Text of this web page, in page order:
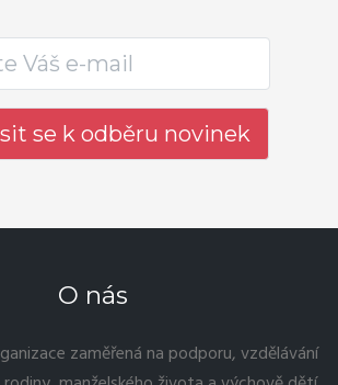
O nás
zaměřená na podporu, vzdělávání